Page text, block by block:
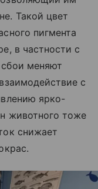
Такой цвет
пигмента
в частности с
сбои меняют
с
ярко-
животного тоже
снижает